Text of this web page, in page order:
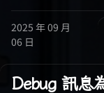
2025 年 09 月
06 日
Debug 訊息